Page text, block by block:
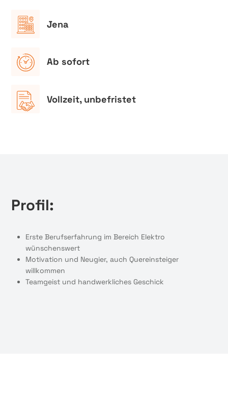
Jena
Ab sofort
Vollzeit, unbefristet
Profil:
Erste Berufserfahrung im Bereich Elektro
wünschenswert
Motivation und Neugier, auch Quereinsteiger
willkommen
Teamgeist und handwerkliches Geschick